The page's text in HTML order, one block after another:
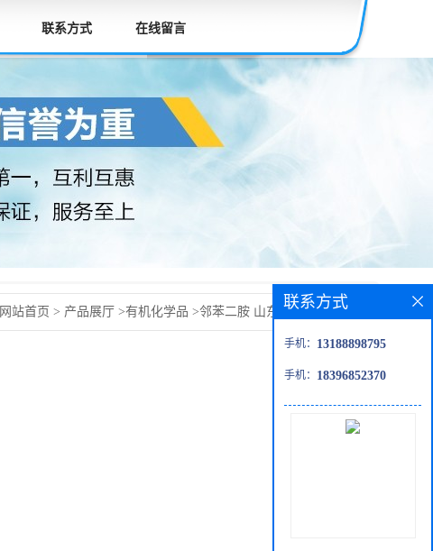
联系方式 在线留言
网站首页 > 产品展厅 >有机化学品 >邻苯二胺 山东邻苯二胺 邻苯
联系方式
手机： 13188898795
手机： 18396852370